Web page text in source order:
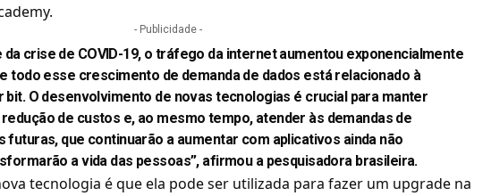
- Publicidade -
crise de COVID-19, o tráfego da internet aumentou exponencialmente
todo esse crescimento de demanda de dados está relacionado à
bit. O desenvolvimento de novas tecnologias é crucial para manter
de custos e, ao mesmo tempo, atender às demandas de
futuras, que continuarão a aumentar com aplicativos ainda não
a vida das pessoas”, afirmou a pesquisadora brasileira.
tecnologia é que ela pode ser utilizada para fazer um upgrade na